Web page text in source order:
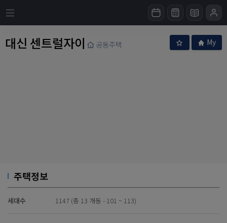
대신 센트럴자이 공동주택 My
주택정보
세대수 1147 (총 13 개동 - 101 ~ 113)